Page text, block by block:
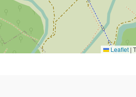
Leaflet |